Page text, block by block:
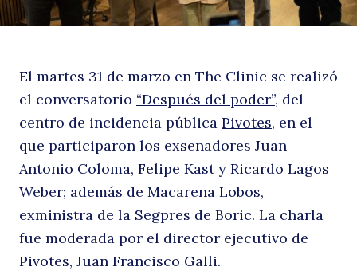
El martes 31 de marzo en The Clinic se realizó
el conversatorio “Después del poder”, del
centro de incidencia pública Pivotes, en el
que participaron los exsenadores Juan
Antonio Coloma, Felipe Kast y Ricardo Lagos
Weber; además de Macarena Lobos,
exministra de la Segpres de Boric. La charla
fue moderada por el director ejecutivo de
Pivotes, Juan Francisco Galli.